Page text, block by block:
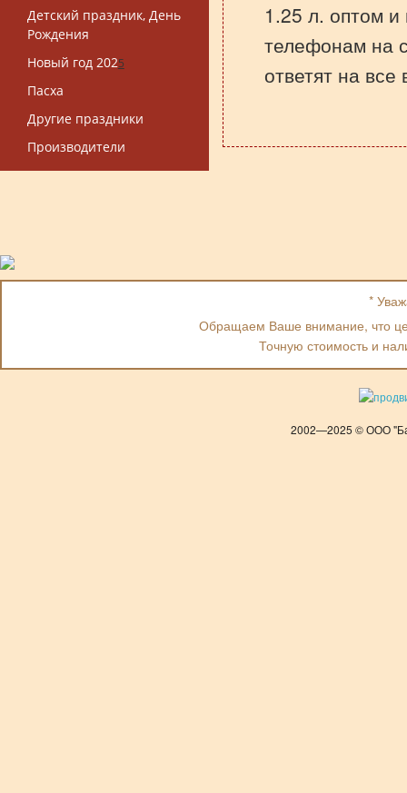
Детский праздник, День
Рождения
Новый год 2025
Пасха
Другие праздники
Производители
1.25 л. оптом и
телефонам на
ответят на все
*
Обращаем Ваше внимание, что
Точную стоимость и
2002—2025 © ООО